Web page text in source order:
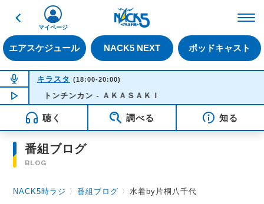
戻る
エアスケジュール NACK5 NEXT ポッドキャスト
マイページ
NOW ON AIR
キラスタ (18:00-20:00)
NOW PLAYING18:50
トンチンカン - ＡＫＡＳＡＫＩ
聴く 調べる 知る
番組ブログ
BLOG
NACK5時ラジ 〉番組ブログ 〉水着by片桐八千代